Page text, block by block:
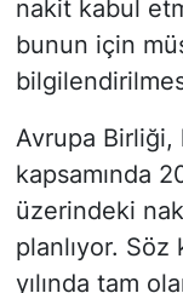
nakit kabul
bunun için
Avrupa Birliği,
kapsamında
üzerindeki
planlıyor.
yılında tam